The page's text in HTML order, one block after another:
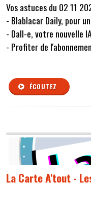
Vos astuces du 02 11
- Blablacar Daily, pour
- Dall-e, votre nouvelle
- Profiter de
ÉCOUTEZ
La Carte A'tout -